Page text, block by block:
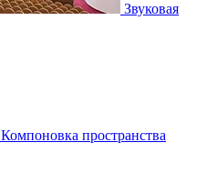
Звуковая
Компоновка пространства